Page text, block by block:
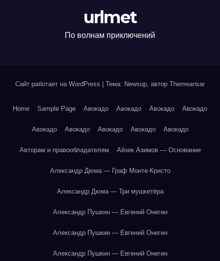
urlmet
По волнам приключений
Сайт работает на WordPress Тема: Newsup, автор Themeansar
Home Sample Page Авокадо Авокадо Авокадо Авокадо
Авокадо Авокадо Авокадо Авокадо Авокадо
Авторам и правообладателям Айзек Азимов — Основание
Александр Дюма — Граф Монте-Кристо
Александр Дюма — Три мушкетёра
Александр Пушкин — Евгений Онегин
Александр Пушкин — Евгений Онегин
Александр Пушкин — Евгений Онегин